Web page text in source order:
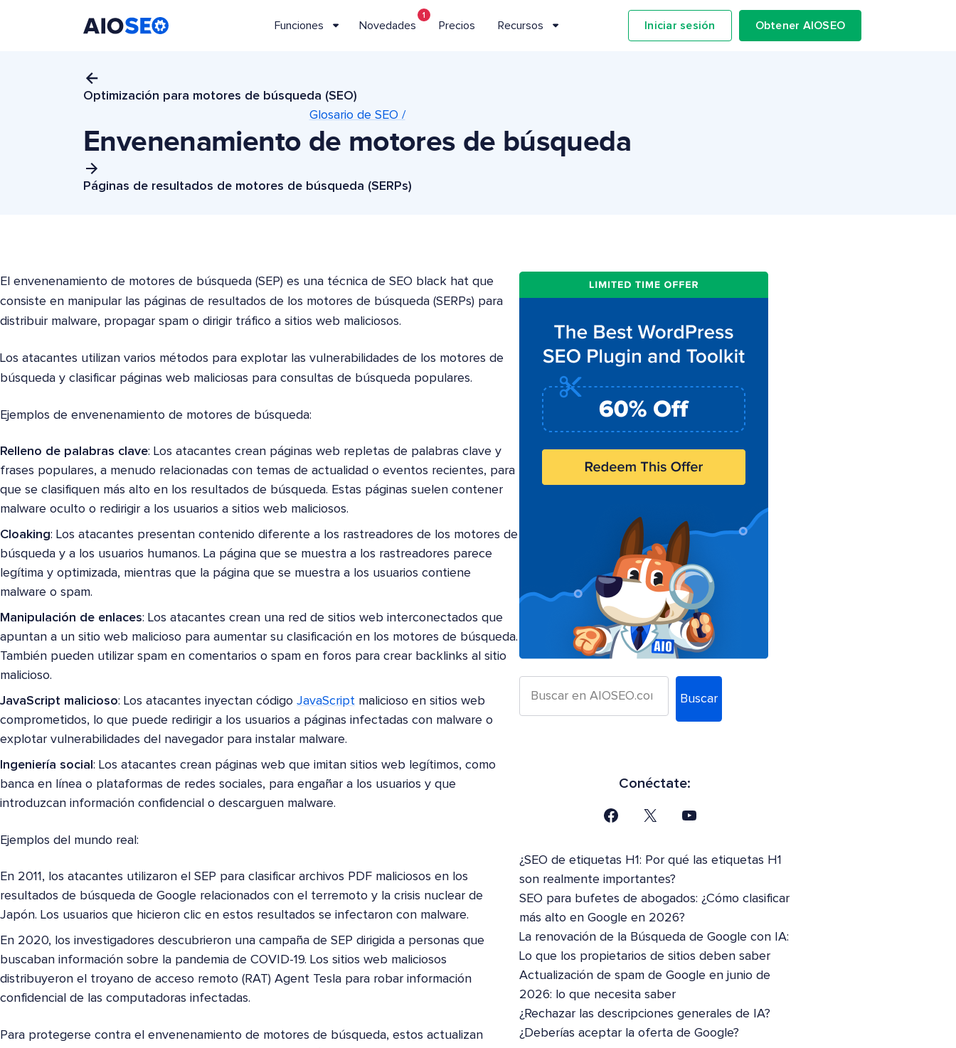
Funciones Novedades
1
Precios Recursos Iniciar sesión Obtener AIOSEO
Optimización para motores de búsqueda (SEO)
Glosario de SEO /
Envenenamiento de motores de búsqueda
Páginas de resultados de motores de búsqueda (SERPs)
El envenenamiento de motores de búsqueda (SEP) es una técnica de SEO black hat que
consiste en manipular las páginas de resultados de los motores de búsqueda (SERPs) para
distribuir malware, propagar spam o dirigir tráfico a sitios web maliciosos.
Los atacantes utilizan varios métodos para explotar las vulnerabilidades de los motores de
búsqueda y clasificar páginas web maliciosas para consultas de búsqueda populares.
Ejemplos de envenenamiento de motores de búsqueda:
Relleno de palabras clave: Los atacantes crean páginas web repletas de palabras clave y
frases populares, a menudo relacionadas con temas de actualidad o eventos recientes, para
que se clasifiquen más alto en los resultados de búsqueda. Estas páginas suelen contener
malware oculto o redirigir a los usuarios a sitios web maliciosos.
Cloaking: Los atacantes presentan contenido diferente a los rastreadores de los motores de
búsqueda y a los usuarios humanos. La página que se muestra a los rastreadores parece
legítima y optimizada, mientras que la página que se muestra a los usuarios contiene
malware o spam.
Manipulación de enlaces: Los atacantes crean una red de sitios web interconectados que
apuntan a un sitio web malicioso para aumentar su clasificación en los motores de búsqueda.
También pueden utilizar spam en comentarios o spam en foros para crear backlinks al sitio
malicioso.
JavaScript malicioso: Los atacantes inyectan código JavaScript malicioso en sitios web
comprometidos, lo que puede redirigir a los usuarios a páginas infectadas con malware o
explotar vulnerabilidades del navegador para instalar malware.
Ingeniería social : Los atacantes crean páginas web que imitan sitios web legítimos, como
banca en línea o plataformas de redes sociales, para engañar a los usuarios y que
introduzcan información confidencial o descarguen malware.
Ejemplos del mundo real:
En 2011, los atacantes utilizaron el SEP para clasificar archivos PDF maliciosos en los
resultados de búsqueda de Google relacionados con el terremoto y la crisis nuclear de
Japón. Los usuarios que hicieron clic en estos resultados se infectaron con malware.
En 2020, los investigadores descubrieron una campaña de SEP dirigida a personas que
buscaban información sobre la pandemia de COVID-19. Los sitios web maliciosos
distribuyeron el troyano de acceso remoto (RAT) Agent Tesla para robar información
confidencial de las computadoras infectadas.
Para protegerse contra el envenenamiento de motores de búsqueda, estos actualizan
Buscar
Conéctate:
¿SEO de etiquetas H1: Por qué las etiquetas H1
son realmente importantes?
SEO para bufetes de abogados: ¿Cómo clasificar
más alto en Google en 2026?
La renovación de la Búsqueda de Google con IA:
Lo que los propietarios de sitios deben saber
Actualización de spam de Google en junio de
2026: lo que necesita saber
¿Rechazar las descripciones generales de IA?
¿Deberías aceptar la oferta de Google?